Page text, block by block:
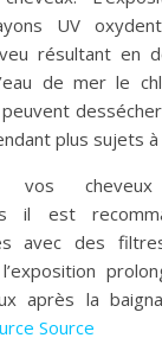
UV
résultant en
de mer le
plus sujets à
vos
il est
avec des
après la
Source